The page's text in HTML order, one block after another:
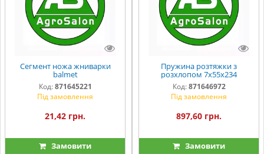
Сегмент ножа жниварки
balmet
Код: 871645221
Під замовлення
21,42 грн.
Замовити
Пружина розтяжки з
розхлопом 7х55х234
Код: 871646972
Під замовлення
897,60 грн.
Замовити